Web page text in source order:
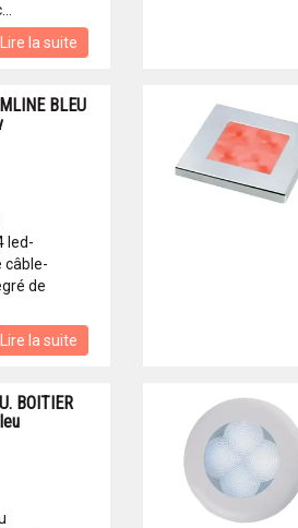
Lire la suite
BLEU
led-
câble-
de
Lire la suite
BOITIER